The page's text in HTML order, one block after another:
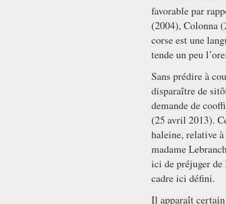
favorable par
(2004), Colonna
corse est une
tende un peu
Sans prédire à
disparaître de
demande de
(25 avril 2013).
haleine, relative
madame
ici de préjuger de
cadre ici défini.
Il apparaît certain